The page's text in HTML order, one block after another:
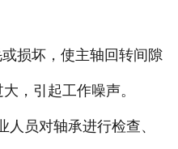
损坏，使主轴回转间隙
，引起工作噪声。
员对轴承进行检查、